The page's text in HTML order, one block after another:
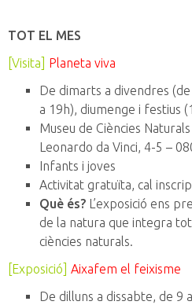
TOT EL MES
[Visita]
Planeta viva
De dimarts a divendres
a 19h), diumenge i festius
Museu de Ciències
Leonardo da Vinci, 4-5 –
Infants i joves
Activitat gratuïta, cal
Què és? L’exposició ens
de la natura que integra
ciències naturals.
[Exposició]
Aixafem el feixisme
De dilluns a dissabte, de 9